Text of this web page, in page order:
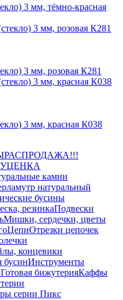
3 мм, тёмно-красная
3 мм, розовая К281
3 мм, красная К038
РАСПРОДАЖА!!!
УЦЕНКА
камни
натуральный
бусины
резинкаПодвески
Мишки, сердечки, цветы
ЦепиОтрезки цепочек
концевики
бусинИнструменты
Готовая бижутерияКаффы
серии Пикс